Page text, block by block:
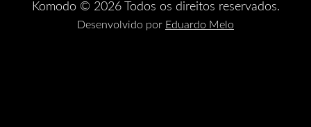
Komodo © 2026 Todos os direitos reservados.
Desenvolvido por Eduardo Melo